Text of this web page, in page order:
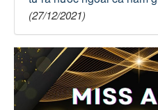
(27/12/2021)